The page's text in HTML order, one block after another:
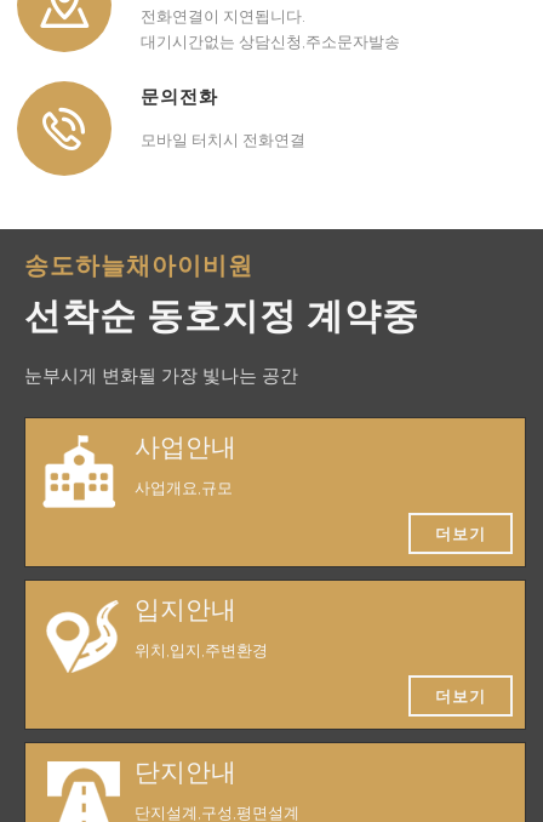
전화연결이 지연됩니다.
대기시간없는 상담신청,주소문자발송
문의전화
모바일 터치시 전화연결
송도하늘채아이비원
선착순 동호지정 계약중
눈부시게 변화될 가장 빛나는 공간
사업안내
사업개요,규모
더보기
입지안내
위치,입지,주변환경
더보기
단지안내
단지설계,구성,평면설계